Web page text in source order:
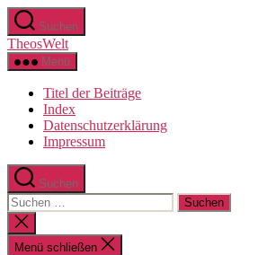
Zum
Inhalt
springen
Suchen
TheosWelt
Menü
Titel der Beiträge
Index
Datenschutzerklärung
Impressum
Suchen
Suchen
nach:
Suche
schließen
Menü schließen